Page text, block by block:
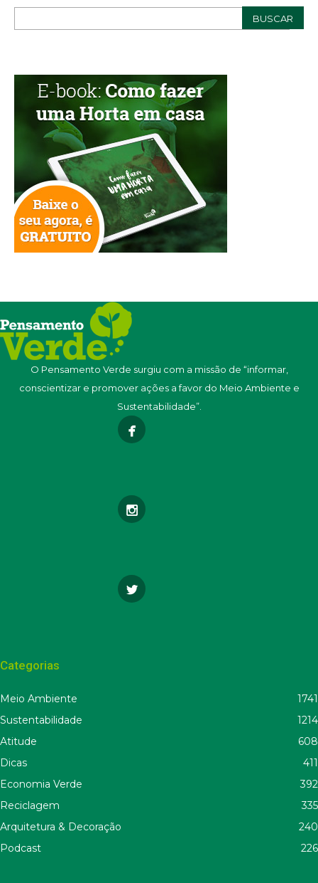
O Pensamento Verde surgiu com a missão de “informar,
conscientizar e promover ações a favor do Meio Ambiente e
Sustentabilidade”.
Categorias
Meio Ambiente
1741
Sustentabilidade
1214
Atitude
608
Dicas
411
Economia Verde
392
Reciclagem
335
Arquitetura & Decoração
240
Podcast
226